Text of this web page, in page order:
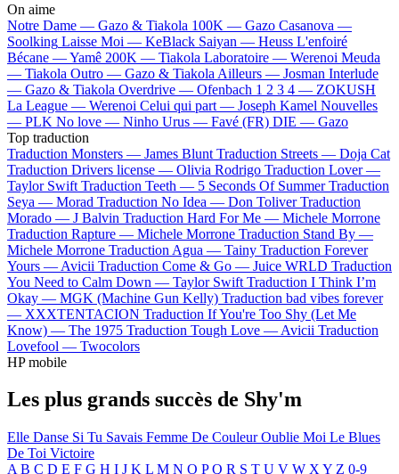
On aime
Notre Dame — Gazo & Tiakola 100K — Gazo Casanova —
Soolking Laisse Moi — KeBlack Saiyan — Heuss L'enfoiré
Bécane —Yamê 200K — Tiakola Laboratoire — Werenoi Meuda
— Tiakola Outro — Gazo & Tiakola Ailleurs — Josman Interlude
— Gazo & Tiakola Overdrive — Ofenbach 1 2 3 4 — ZOKUSH
La League — Werenoi Celui qui part — Joseph Kamel Nouvelles
— PLK No love — Ninho Urus — Favé (FR) DIE — Gazo
Top traduction
Traduction Monsters — James Blunt Traduction Streets — Doja Cat
Traduction Drivers license — Olivia Rodrigo Traduction Lover —
Taylor Swift Traduction Teeth — 5 Seconds Of Summer Traduction
Seya — Morad Traduction No Idea — Don Toliver Traduction
Morado — J Balvin Traduction Hard For Me — Michele Morrone
Traduction Rapture — Michele Morrone Traduction Stand By —
Michele Morrone Traduction Agua — Tainy Traduction Forever
Yours — Avicii Traduction Come & Go — Juice WRLD Traduction
You Need to Calm Down — Taylor Swift Traduction I Think I’m
Okay — MGK (Machine Gun Kelly) Traduction bad vibes forever
— XXXTENTACION Traduction If You're Too Shy (Let Me
Know) — The 1975 Traduction Tough Love — Avicii Traduction
Lovefool — Twocolors
HP mobile
Les plus grands succès de Shy'm
Elle Danse Si Tu Savais Femme De CouleurOublie Moi Le Blues
De Toi Victoire
A B C D E F G H I J K L M N O P Q R S T U V W X Y Z 0-9